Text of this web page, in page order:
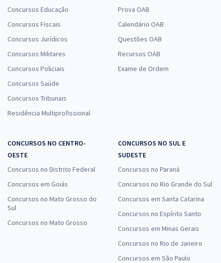
Concursos Educação
Concursos Fiscais
Concursos Jurídicos
Concursos Militares
Concursos Policiais
Concursos Saúde
Concursos Tribunais
Residência Multiprofissional
Prova OAB
Calendário OAB
Questões OAB
Recursos OAB
Exame de Ordem
CONCURSOS NO CENTRO-
OESTE
Concursos no Distrito Federal
Concursos em Goiás
Concursos no Mato Grosso do
Sul
Concursos no Mato Grosso
CONCURSOS NO SUL E
SUDESTE
Concursos no Paraná
Concursos no Rio Grande do Sul
Concursos em Santa Catarina
Concursos no Espírito Santo
Concursos em Minas Gerais
Concursos no Rio de Janeiro
Concursos em São Paulo